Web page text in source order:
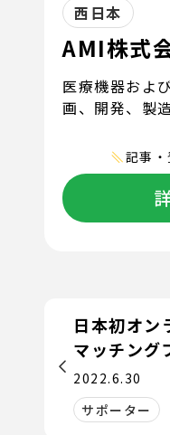
西日本
AMI株式
医療機器およ
画、開発、製
記事
日本初オン
マッチング
2022.6.30
サポーター